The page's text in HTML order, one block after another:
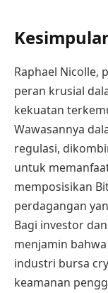
Raphael Nicolle,
peran krusial
kekuatan
Wawasannya
regulasi,
untuk
memposisikan
perdagangan
Bagi investor
menjamin
industri bursa
keamanan